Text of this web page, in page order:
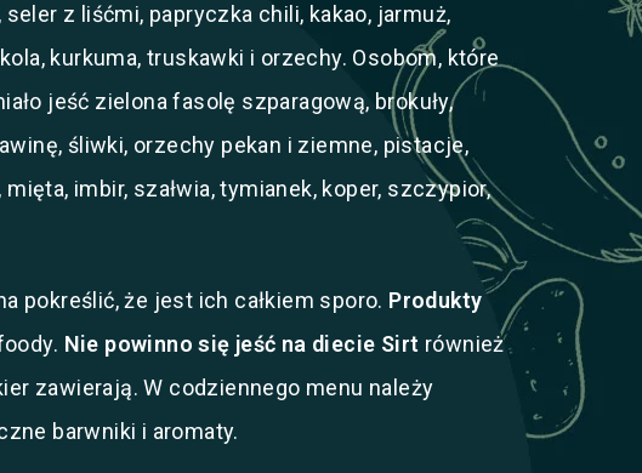
seler z liśćmi, papryczka chili, kakao, jarmuż,
kurkuma, truskawki i orzechy. Osobom, które
jeść zielona fasolę szparagową, brokuły,
śliwki, orzechy pekan i ziemne, pistacje,
imbir, szałwia, tymianek, koper, szczypior,
pokreślić, że jest ich całkiem sporo. Produkty
Nie powinno się jeść na diecie Sirt również
zawierają. W codziennego menu należy
barwniki i aromaty.